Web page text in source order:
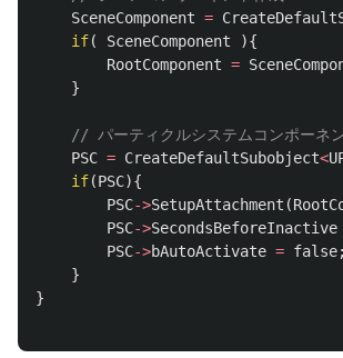
SceneComponent =
if( SceneComponent
){
RootComponent =
}
// パーティクルシステムコンポーネ
PSC = CreateDefaultSubobject<
if(PSC){
PSC->SetupAttachment (
PSC->SecondsBeforeInactive
PSC->bAutoActivate = false;
}
}